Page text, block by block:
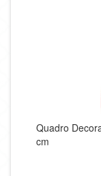
Quadro
cm